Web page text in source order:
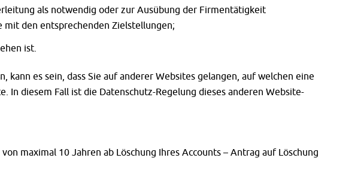
als notwendig oder zur Ausübung der Firmentätigkeit
den entsprechenden Zielstellungen;
ist.
es sein, dass Sie auf anderer Websites gelangen, auf welchen eine
diesem Fall ist die Datenschutz-Regelung dieses anderen Website-
maximal 10 Jahren ab Löschung Ihres Accounts – Antrag auf Löschung